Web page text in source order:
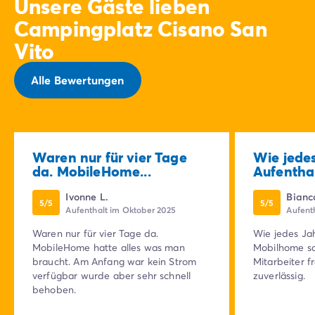
Unsere Gäste lieben
Campingplatz Cisano San
Vito
Alle Bewertungen
Waren nur für vier Tage
da. MobileHome...
5/5 Ivonne L.
Aufenthalt im Oktober 2025
Waren nur für vier Tage da.
MobileHome hatte alles was man
braucht. Am Anfang war kein Strom
verfügbar wurde aber sehr schnell
behoben.
Wie
5/5
Wie jedes
Mobilhome
Mitarbeiter
zuverlässig.